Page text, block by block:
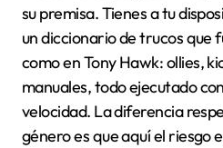
su premisa. Tienes a tu
un diccionario de trucos que
como en Tony Hawk: ollies,
manuales, todo ejecutado
velocidad. La diferencia
género es que aquí el riesgo